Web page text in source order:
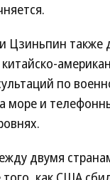
Цзиньпин также
по
море и
двумя